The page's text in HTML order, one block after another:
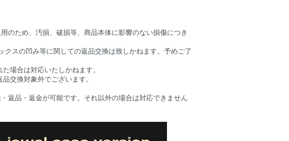
のため、汚損、破損等、商品本体に影響のない損傷につき
スの凹み等に関しての返品交換は致しかねます。予めご了
場合は対応いたしかねます。
交換対象外でございます。
返品・返金が可能です。それ以外の場合は対応できません